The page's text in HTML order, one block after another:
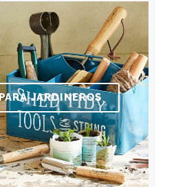
JARDINEROS